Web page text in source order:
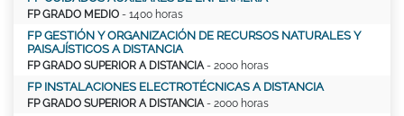
FP GRADO MEDIO - 1400 horas
FP GESTIÓN Y ORGANIZACIÓN DE RECURSOS NATURALES Y
PAISAJÍSTICOS A DISTANCIA
FP GRADO SUPERIOR A DISTANCIA - 2000 horas
FP INSTALACIONES ELECTROTÉCNICAS A DISTANCIA
FP GRADO SUPERIOR A DISTANCIA - 2000 horas